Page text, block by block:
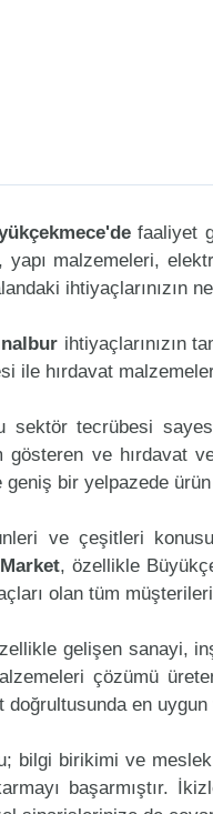
faaliyet
yapı malzemeleri,
ihtiyaçlarınızın
ihtiyaçlarınızın
ile hırdavat
sektör tecrübesi
gösteren ve hırdavat
geniş bir yelpazede
ve çeşitleri
, özellikle
olan tüm
gelişen sanayi,
çözümü
doğrultusunda en uygun
bilgi birikimi ve
başarmıştır.